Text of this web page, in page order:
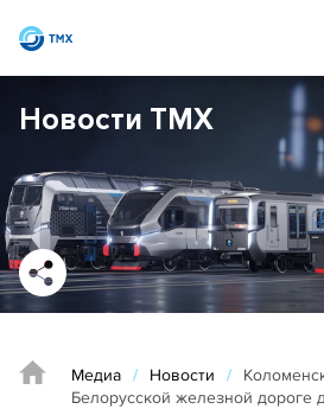
Новости ТМХ
Медиа / Новости /
Белорусской железной дороге